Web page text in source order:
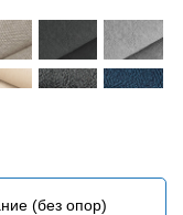
(без опор)